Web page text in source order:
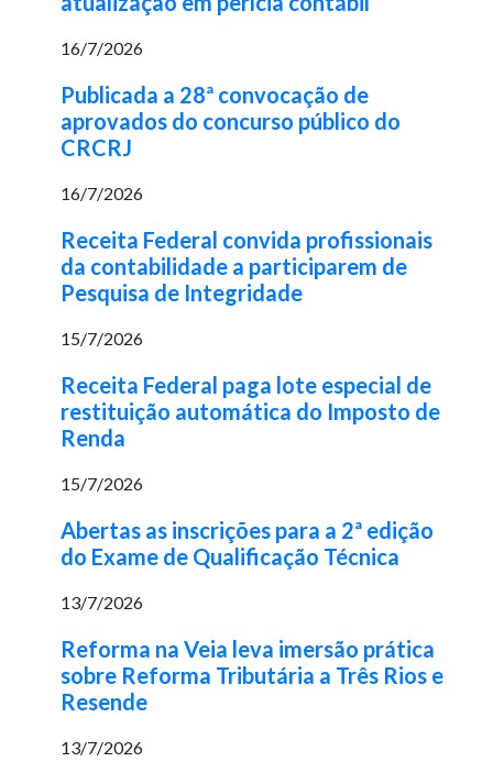
16/7/2026
Publicada a 28ª convocação de
aprovados do concurso público do
CRCRJ
16/7/2026
Receita Federal convida profissionais
da contabilidade a participarem de
Pesquisa de Integridade
15/7/2026
Receita Federal paga lote especial de
restituição automática do Imposto de
Renda
15/7/2026
Abertas as inscrições para a 2ª edição
do Exame de Qualificação Técnica
13/7/2026
Reforma na Veia leva imersão prática
sobre Reforma Tributária a Três Rios e
Resende
13/7/2026